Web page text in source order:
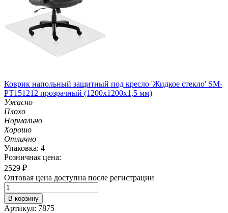
Коврик напольный защитный под кресло 'Жидкое стекло' SM-
PT151212 прозрачный (1200х1200х1,5 мм)
Ужасно
Плохо
Нормально
Хорошо
Отлично
Упаковка: 4
Розничная цена:
2529 ₽
Оптовая цена доступна после регистрации
В корзину
Артикул: 7875